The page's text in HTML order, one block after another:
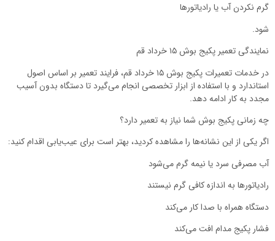
گرم نکردن آب یا رادیاتورها
شود.
نمایندگی تعمیر پکیج بوش ۱۵ خرداد قم
در خدمات تعمیرات پکیج بوش ۱۵ خرداد قم، فرایند تعمیر بر اساس اصول
استاندارد و با استفاده از ابزار تخصصی انجام می‌گیرد تا دستگاه بدون آسیب
مجدد به کار ادامه دهد.
چه زمانی پکیج بوش شما نیاز به تعمیر دارد؟
اگر یکی از این نشانه‌ها را مشاهده کردید، بهتر است برای عیب‌یابی اقدام کنید:
آب مصرفی سرد یا نیمه‌ گرم می‌شود
رادیاتورها به اندازه کافی گرم نیستند
دستگاه همراه با صدا کار می‌کند
فشار پکیج مدام افت می‌کند